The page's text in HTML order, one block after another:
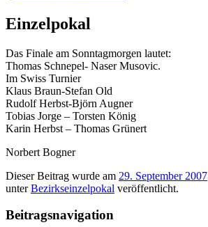
Einzelpokal
Das Finale am Sonntagmorgen lautet:
Thomas Schnepel- Naser Musovic.
Im Swiss Turnier
Klaus Braun-Stefan Old
Rudolf Herbst-Björn Augner
Tobias Jorge – Torsten König
Karin Herbst – Thomas Grünert
Norbert Bogner
Dieser Beitrag wurde am 29. September 2007
unterBezirkseinzelpokal veröffentlicht.
Beitragsnavigation